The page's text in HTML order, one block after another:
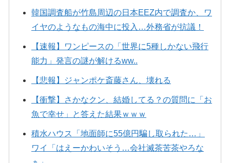
韓国調査船が竹島周辺の日本EEZ内で調査か、ワ
イヤのようなもの海中に投入…外務省が抗議！
【速報】ワンピースの「世界に5種しかない飛行
能力」発言の謎が解けるww..
【悲報】ジャンポケ斎藤さん、壊れる
【衝撃】さかなクン、結婚してる？の質問に「お
魚で幸せ」と答えた結果ｗｗｗ
積水ハウス「地面師に55億円騙し取られた…」
ワイ「はえーかわいそう…会社滅茶苦茶やろな